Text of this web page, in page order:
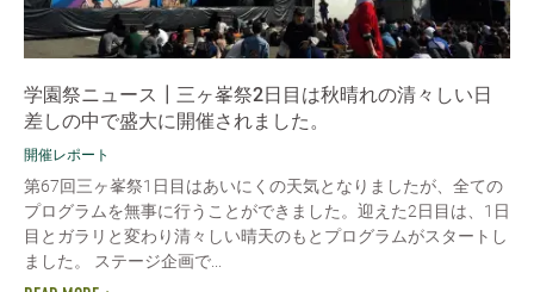
学園祭ニュース┃三ヶ峯祭2日目は秋晴れの清々しい日
差しの中で盛大に開催されました。
開催レポート
第67回三ヶ峯祭1日目はあいにくの天気となりましたが、全ての
プログラムを無事に行うことができました。迎えた2日目は、1日
目とガラリと変わり清々しい晴天のもとプログラムがスタートし
ました。 ステージ企画で...